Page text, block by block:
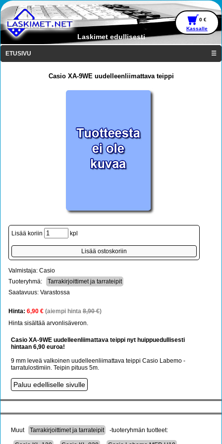
Laskimet edullisesti
0 €
Kassalle
ETUSIVU ☰
Casio XA-9WE uudelleenliimattava teippi
Lisää koriin kpl
Valmistaja: Casio
Tuoteryhmä:
Tarrakirjoittimet ja tarrateipit
Saatavuus: Varastossa
Hinta: 6,90 € (aiempi hinta 8,90 €)
Hinta sisältää arvonlisäveron.
Casio XA-9WE uudelleenliimattava teippi nyt huippuedullisesti
hintaan 6,90 euroa!
9 mm leveä valkoinen uudelleenliimattava teippi Casio Labemo -
tarratulostimiin. Teipin pituus 5m.
Muut Tarrakirjoittimet ja tarrateipit -tuoteryhmän tuotteet: